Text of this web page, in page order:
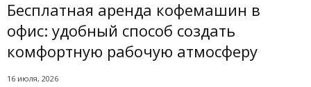
Бесплатная аренда кофемашин в
офис: удобный способ создать
комфортную рабочую атмосферу
16 июля, 2026